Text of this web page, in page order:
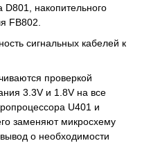
D801, накопительного
FB802.
сигнальных кабелей к
проверкой
3.3V и 1.8V на все
U401 и
заменяют микросхему
о необходимости